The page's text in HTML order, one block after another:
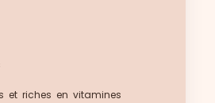
et riches en vitamines